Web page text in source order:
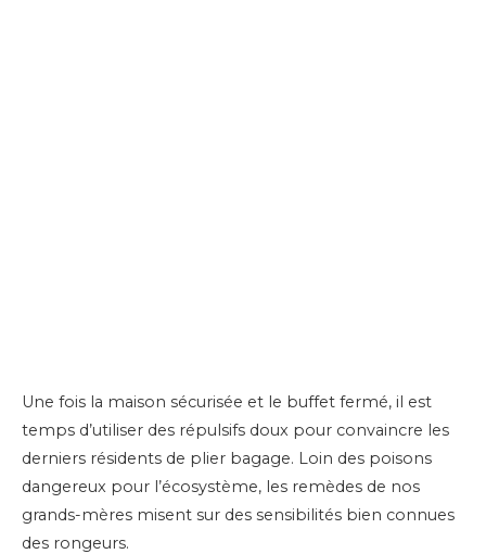
Une fois la maison sécurisée et le buffet fermé, il est
temps d’utiliser des répulsifs doux pour convaincre les
derniers résidents de plier bagage. Loin des poisons
dangereux pour l’écosystème, les remèdes de nos
grands-mères misent sur des sensibilités bien connues
des rongeurs.